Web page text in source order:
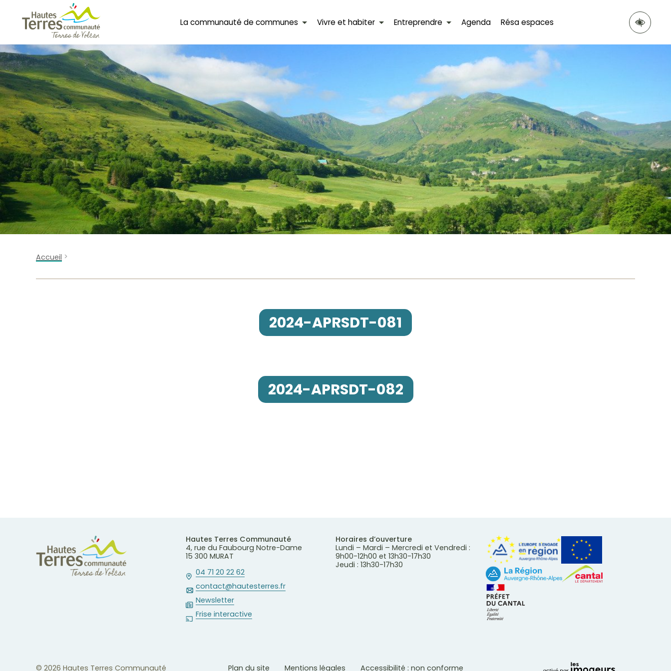
La communauté de communes Vivre et habiter Entreprendre Agenda Résa espaces
Accueil >
2024-APRSDT-081
2024-APRSDT-082
Hautes Terres Communauté
4, rue du Faubourg Notre-Dame
15 300 MURAT
04 71 20 22 62
contact@hautesterres.fr
Newsletter
Frise interactive
Horaires d’ouverture
Lundi – Mardi – Mercredi et Vendredi :
9h00-12h00 et 13h30-17h30
Jeudi : 13h30-17h30
© 2026 Hautes Terres Communauté Plan du site Mentions légales Accessibilité : non conforme